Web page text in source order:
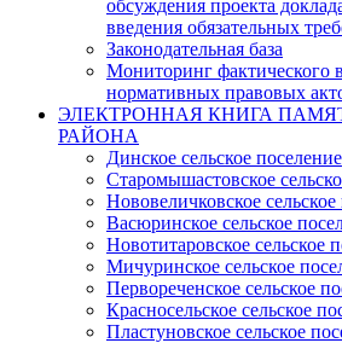
обсуждения проекта
введения обязательных
Законодательная база
Мониторинг фактического
нормативных правовых
ЭЛЕКТРОННАЯ КНИГА
РАЙОНА
Динское сельское поселение
Старомышастовское
Нововеличковское
Васюринское сельское
Новотитаровское сельское
Мичуринское сельское
Первореченское сельское
Красносельское сельское
Пластуновское сельское